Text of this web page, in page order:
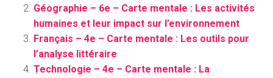
Géographie – 6e – Carte mentale : Les activités
humaines et leur impact sur l’environnement
Français – 4e – Carte mentale : Les outils pour
l’analyse littéraire
Technologie – 4e – Carte mentale : La